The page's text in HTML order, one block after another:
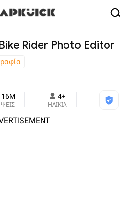
Rider Photo Editor
16M 4+
ΗΛΙΚΙΑ